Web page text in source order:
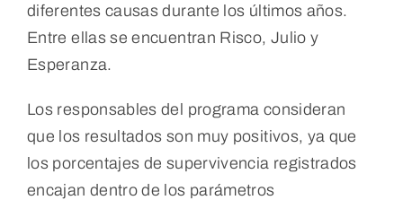
diferentes causas durante los últimos años.
Entre ellas se encuentran Risco, Julio y
Esperanza.
Los responsables del programa consideran
que los resultados son muy positivos, ya que
los porcentajes de supervivencia registrados
encajan dentro de los parámetros